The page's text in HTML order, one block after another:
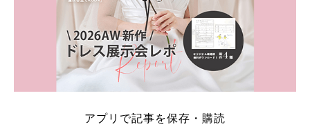
アプリで記事を保存・購読